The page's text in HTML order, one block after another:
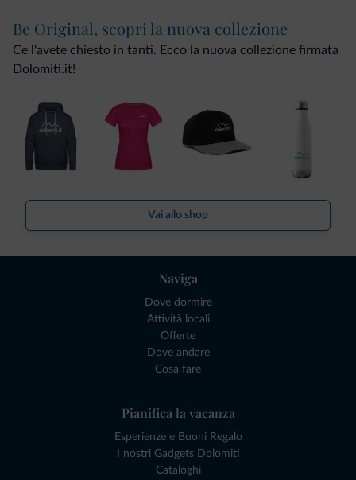
Be Original, scopri la nuova collezione
Ce l'avete chiesto in tanti. Ecco la nuova collezione firmata
Dolomiti.it!
Vai allo shop
Naviga
Dove dormire
Attività locali
Offerte
Dove andare
Cosa fare
Pianifica la vacanza
Esperienze e Buoni Regalo
I nostri Gadgets Dolomiti
Cataloghi